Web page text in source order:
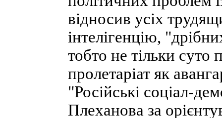
відносив усіх
інтелігенцію,
тобто не тільки суто
пролетаріат як
"Російські соціал-
Плеханова за